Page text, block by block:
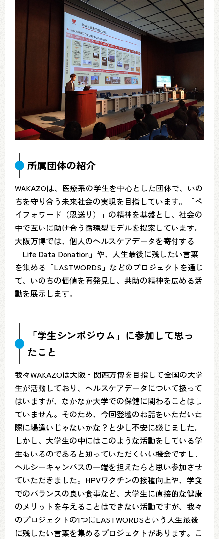
所属団体の紹介
WAKAZOは、医療系の学生を中心とした団体で、いの
ちを守り合う未来社会の実現を目指しています。「ペ
イフォワード（恩送り）」の精神を基盤とし、社会の
中で互いに助け合う循環型モデルを提案しています。
大阪万博では、個人のヘルスケアデータを寄付する
「Life Data Donation」や、人生最後に残したい言葉
を集める「LASTWORDS」などのプロジェクトを通じ
て、いのちの価値を再発見し、共助の精神を広める活
動を展示します。
「学生シンポジウム」に参加して思っ
たこと
我々WAKAZOは大阪・関西万博を目指して全国の大学
生が活動しており、ヘルスケアデータについて扱って
はいますが、なかなか大学での保健に関わることはし
ていません。そのため、今回登壇のお話をいただいた
際に場違いじゃないかな？と少し不安に感じました。
しかし、大学生の中にはこのような活動をしている学
生もいるのであると知っていただくいい機会ですし、
ヘルシーキャンパスの一端を担えたらと思い参加させ
ていただきました。HPVワクチンの接種向上や、学食
でのバランスの良い食事など、大学生に直接的な健康
のメリットを与えることはできない活動ですが、我々
のプロジェクトの1つにLASTWORDSという人生最後
に残したい言葉を集めるプロジェクトがあります。こ